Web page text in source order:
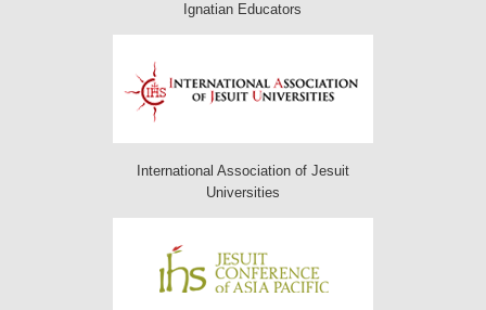
Ignatian Educators
International Association of Jesuit
Universities